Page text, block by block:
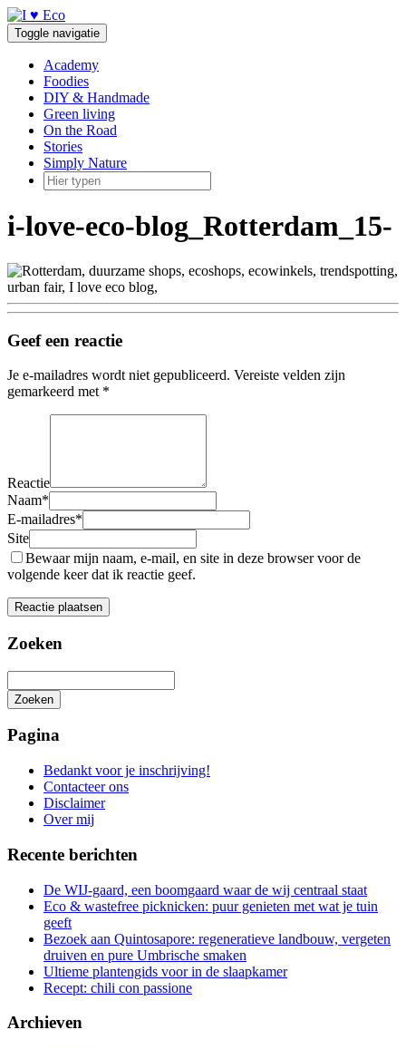
Doorgaan
naar
inhoud
Toggle navigatie
Academy
Foodies
DIY & Handmade
Green living
On the Road
Stories
Simply Nature
i-love-eco-blog_Rotterdam_15-
Geef een reactie
Je e-mailadres wordt niet gepubliceerd. Vereiste velden zijn
gemarkeerd met *
Reactie
Naam*
E-mailadres*
Site
Bewaar mijn naam, e-mail, en site in deze browser voor de
volgende keer dat ik reactie geef.
Zoeken
Zoeken
zoeken
Pagina
Bedankt voor je inschrijving!
Contacteer ons
Disclaimer
Over mij
Recente berichten
De WIJ-gaard, een boomgaard waar de wij centraal staat
Eco & wastefree picknicken: puur genieten met wat je tuin
geeft
Bezoek aan Quintosapore: regeneratieve landbouw, vergeten
druiven en pure Umbrische smaken
Ultieme plantengids voor in de slaapkamer
Recept: chili con passione
Archieven